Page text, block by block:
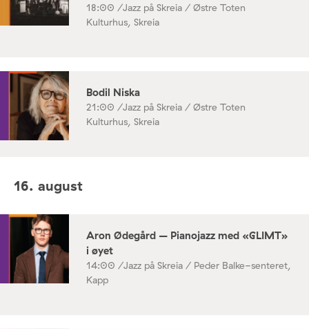
18:00 /Jazz på Skreia / Østre Toten
Kulturhus, Skreia
Bodil Niska
21:00 /Jazz på Skreia / Østre Toten
Kulturhus, Skreia
16. august
Aron Ødegård – Pianojazz med «GLIMT»
i øyet
14:00 /Jazz på Skreia / Peder Balke-senteret,
Kapp